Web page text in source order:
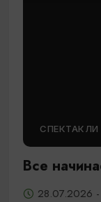
СПЕКТАКЛИ
Все
28.07.2026